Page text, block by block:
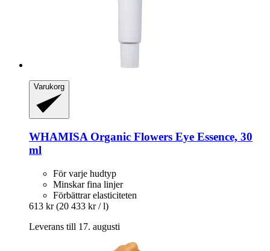
Varukorg
WHAMISA Organic Flowers Eye Essence, 30
ml
För varje hudtyp
Minskar fina linjer
Förbättrar elasticiteten
613 kr (20 433 kr / l)
Leverans till 17. augusti